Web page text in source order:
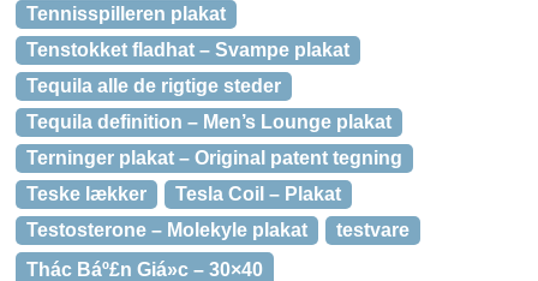
Tennisspilleren plakat
Tenstokket fladhat – Svampe plakat
Tequila alle de rigtige steder
Tequila definition – Men’s Lounge plakat
Terninger plakat – Original patent tegning
Teske lækker
Tesla Coil – Plakat
Testosterone – Molekyle plakat
testvare
Thác Báº£n Giá»c – 30×40